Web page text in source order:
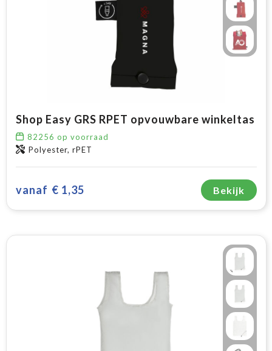
Shop Easy GRS RPET opvouwbare winkeltas
82256 op voorraad
Polyester, rPET
vanaf € 1,35 Bekijk